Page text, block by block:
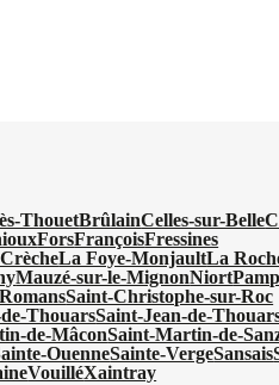
ThouetBrûlainCelles-sur-Belle
ForsFrançoisFressines
La Foye-MonjaultLa
Mauzé-sur-le-MignonNiort
RomansSaint-Christophe-sur-Roc
ThouarsSaint-Jean-de-
de-MâconSaint-Martin-de-
OuenneSainte-VergeSansais
VouilléXaintray